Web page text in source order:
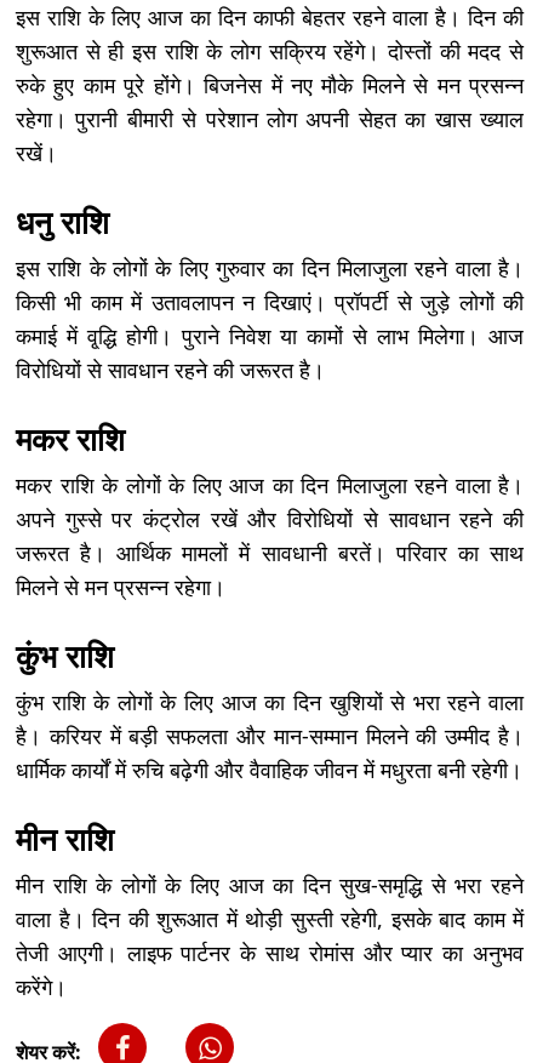
इस राशि के लिए आज का दिन काफी बेहतर रहने वाला है। दिन की
शुरूआत से ही इस राशि के लोग सक्रिय रहेंगे। दोस्तों की मदद से
रुके हुए काम पूरे होंगे। बिजनेस में नए मौके मिलने से मन प्रसन्न
रहेगा। पुरानी बीमारी से परेशान लोग अपनी सेहत का खास ख्याल
रखें।
धनु राशि
इस राशि के लोगों के लिए गुरुवार का दिन मिलाजुला रहने वाला है।
किसी भी काम में उतावलापन न दिखाएं। प्रॉपर्टी से जुड़े लोगों की
कमाई में वृ्द्धि होगी। पुराने निवेश या कामों से लाभ मिलेगा। आज
विरोधियों से सावधान रहने की जरूरत है।
मकर राशि
मकर राशि के लोगों के लिए आज का दिन मिलाजुला रहने वाला है।
अपने गुस्से पर कंट्रोल रखें और विरोधियों से सावधान रहने की
जरूरत है। आर्थिक मामलों में सावधानी बरतें। परिवार का साथ
मिलने से मन प्रसन्न रहेगा।
कुंभ राशि
कुंभ राशि के लोगों के लिए आज का दिन खुशियों से भरा रहने वाला
है। करियर में बड़ी सफलता और मान-सम्मान मिलने की उम्मीद है।
धार्मिक कार्यों में रुचि बढ़ेगी और वैवाहिक जीवन में मधुरता बनी रहेगी।
मीन राशि
मीन राशि के लोगों के लिए आज का दिन सुख-समृद्धि से भरा रहने
वाला है। दिन की शुरूआत में थोड़ी सुस्ती रहेगी, इसके बाद काम में
तेजी आएगी। लाइफ पार्टनर के साथ रोमांस और प्यार का अनुभव
करेंगे।
शेयर करें: